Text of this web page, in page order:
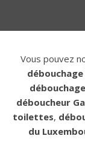
Vous pouvez
déboucheur
toilettes,
du